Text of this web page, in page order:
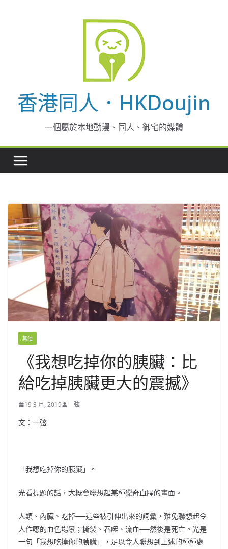
香港同人．HKDoujin
一個屬於本地動漫、同人、御宅的媒體
其他
《我想吃掉你的胰臟：比
給吃掉胰臟更大的震撼》
19 3 月, 2019 一弦
文：一弦
「我想吃掉你的胰臟」。
光看標題的話，大概會聯想起某種獵奇血腥的畫面。
人類、內臓、吃掉──這些被引伸出來的詞彙，難免聯想起令
人作噁的血色場景；撕裂、吞噬、流血──然後是死亡。光是
一句「我想吃掉你的胰臟」，足以令人聯想到上述的種種處